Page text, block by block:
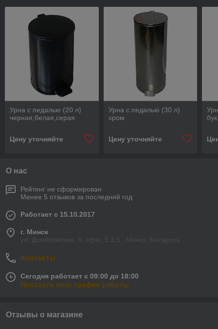
Урна с педалью (20 л)
черная,белая,серая
Цену уточняйте
Урна с педалью (30 л)
хром
Цену уточняйте
О нас
Рейтинг не сформирован
Менее 5 отзывов за последний год
Работает с 15.10.2017
г. Минск
ул. Домбровская, 9, офис 5.2.5., Минск, Беларусь
Контакты
Сегодня работает с 09:00 до 18:00
Показать весь график работы
Отзывы о магазине